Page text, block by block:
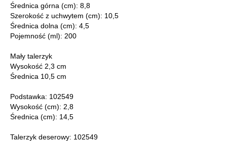
Średnica górna (cm): 8,8
Szerokość z uchwytem (cm): 10,5
Średnica dolna (cm): 4,5
Pojemność (ml): 200
Mały talerzyk
Wysokość 2,3 cm
Średnica 10,5 cm
Podstawka: 102549
Wysokość (cm): 2,8
Średnica (cm): 14,5
Talerzyk deserowy: 102549